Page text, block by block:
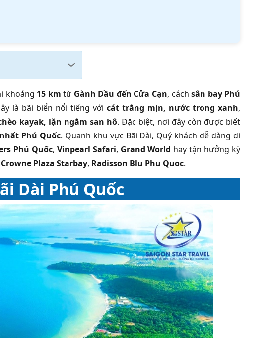
khoảng 15 km từ Gành Dầu đến Cửa Cạn, cáchsân bay Phú
là bãi biển nổi tiếng với cát trắng mịn, nước trong xanh,
kayak, lặn ngắm san hô. Đặc biệt, nơi đây còn được biết
Phú Quốc. Quanh khu vực Bãi Dài, Quý khách dễ dàng di
Phú Quốc, Vinpearl Safari, Grand World hay tận hưởng kỳ
Crowne Plaza Starbay, Radisson Blu Phu Quoc.
Dài Phú Quốc